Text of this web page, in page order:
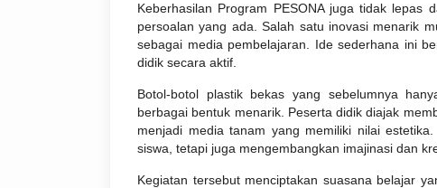
Keberhasilan Program PESONA juga tidak
persoalan yang ada. Salah satu inovasi menarik
sebagai media pembelajaran. Ide sederhana ini
didik secara aktif.
Botol-botol plastik bekas yang sebelumnya
berbagai bentuk menarik. Peserta didik diajak
menjadi media tanam yang memiliki nilai
siswa, tetapi juga mengembangkan imajinasi dan
Kegiatan tersebut menciptakan suasana belajar